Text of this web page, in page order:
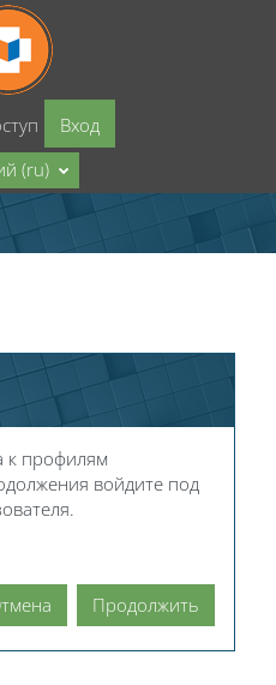
Вход
‎(ru)‎
к профилям
войдите под
Продолжить